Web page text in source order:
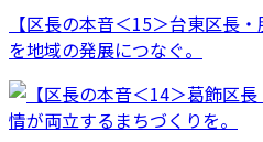
【区長の本音＜15＞台東区長
を地域の発展につなぐ。